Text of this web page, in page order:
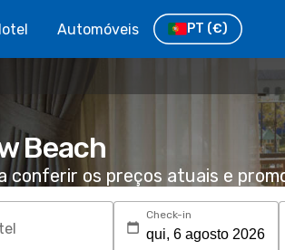
Automóveis PT (€)
Beach
conferir os preços atuais e
Check-in